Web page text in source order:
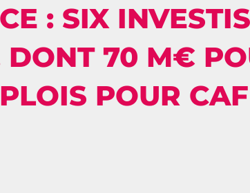
: SIX
DONT 70 M€
POUR